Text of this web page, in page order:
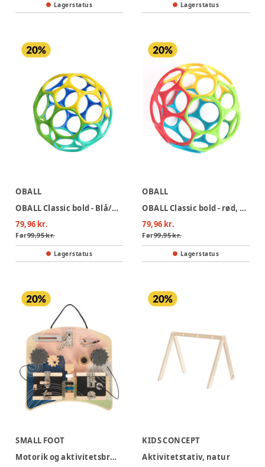
Lagerstatus Lagerstatus
OBALL
OBALL Classic bold - Blå/Grøn
79,96 kr.
Før99,95 kr.
Lagerstatus
OBALL
OBALL Classic bold - rød, blå, grøn og gul
79,96 kr.
Før99,95 kr.
Lagerstatus
SMALL FOOT
Motorik og aktivitetsbræt med låse og rotation
KIDS CONCEPT
Aktivitetstativ, natur